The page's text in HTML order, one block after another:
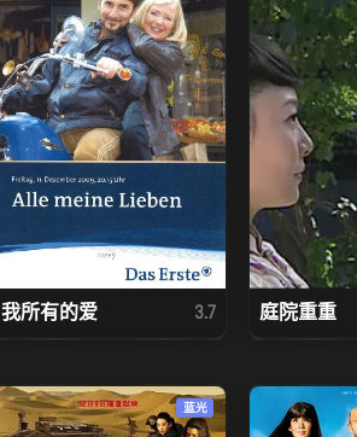
我所有的爱 3.7 庭院重重
蓝光